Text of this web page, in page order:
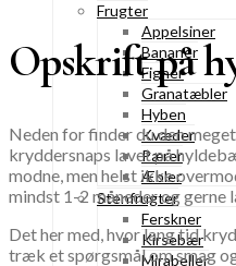
Frugter
Appelsiner
Bananer
Figner
Granatæbler
Hyben
Kvæder
Pærer
Æbler
Stenfrugter
Ferskner
Kirsebær
Mirabeller
Opskrift på
Neden for finder du den
kryddersnaps lavet på
modne, men helst ikke
mindst 1-2 måneder og gerne
Det her med, hvor lang tid
træk et spørgsmål om smag